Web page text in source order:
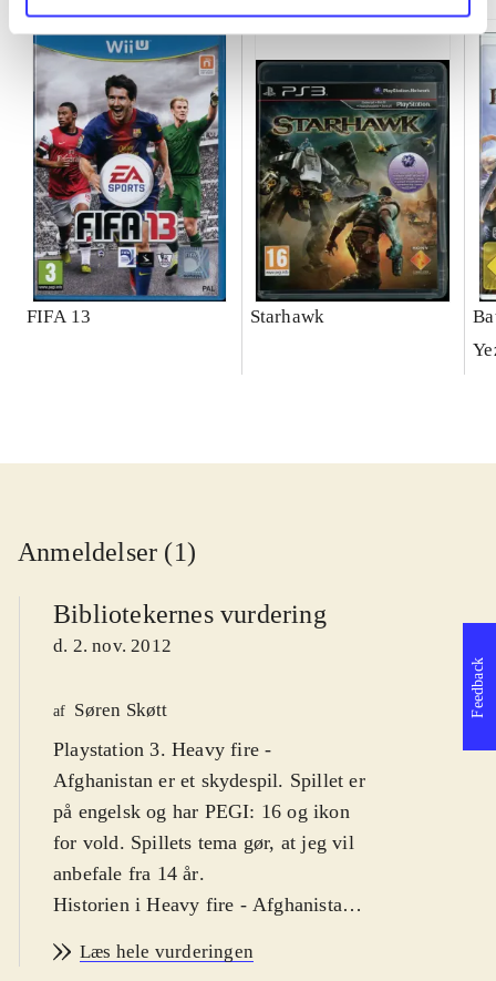
FIFA 13 Starhawk
Anmeldelser (1)
Bibliotekernes vurdering
d. 2. nov. 2012
af Søren Skøtt
Playstation 3. Heavy fire -
Afghanistan er et skydespil. Spillet er
på engelsk og har PEGI: 16 og ikon
for vold. Spillets tema gør, at jeg vil
anbefale fra 14 år.
Historien i Heavy fire - Afghanistan
er man taget til Afghanistan for at
Læs hele vurderingen
Feedback